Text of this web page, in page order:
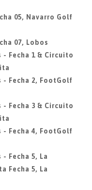
05, Navarro Golf
07, Lobos
Fecha 1 & Circuito
- Fecha 2, FootGolf
Fecha 3 & Circuito
- Fecha 4, FootGolf
Fecha 5, La
Fecha 5, La